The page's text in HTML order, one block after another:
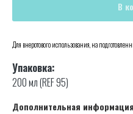
В
Для внеротового использования, на
Упаковка:
200 мл (REF 95)
Дополнительная